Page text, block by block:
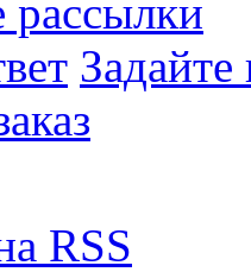
рассылки
RSS